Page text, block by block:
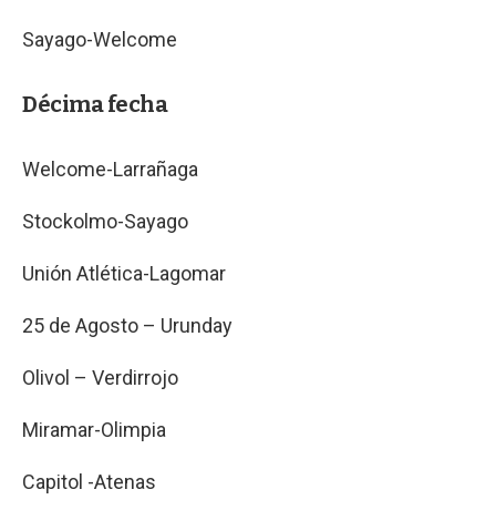
Sayago-Welcome
Décima fecha
Welcome-Larrañaga
Stockolmo-Sayago
Unión Atlética-Lagomar
25 de Agosto – Urunday
Olivol – Verdirrojo
Miramar-Olimpia
Capitol -Atenas